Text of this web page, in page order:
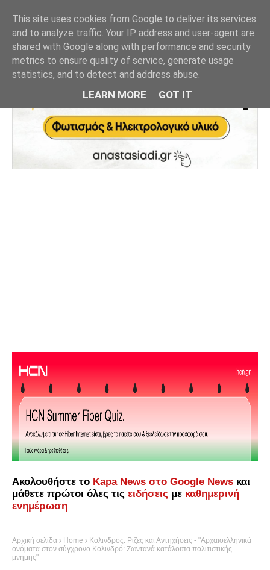
Ακολουθήστε το Kapa News στο Google News και
μάθετε πρώτοι όλες τις ειδήσεις με καθημερινή
ενημέρωση
Αρχική σελίδα Home
Κολινδρός: Ρίζες και Αντηχήσεις - "Αρχαιοελληνικά
ονόματα στον σύγχρονο Κολινδρό: Ζωντανά κατάλοιπα πολιτιστικής
μνήμης"
This site uses cookies from Google to deliver its services
and to analyze traffic. Your IP address and user-agent are
shared with Google along with performance and security
metrics to ensure quality of service, generate usage
statistics, and to detect and address abuse.
LEARN MORE GOT IT